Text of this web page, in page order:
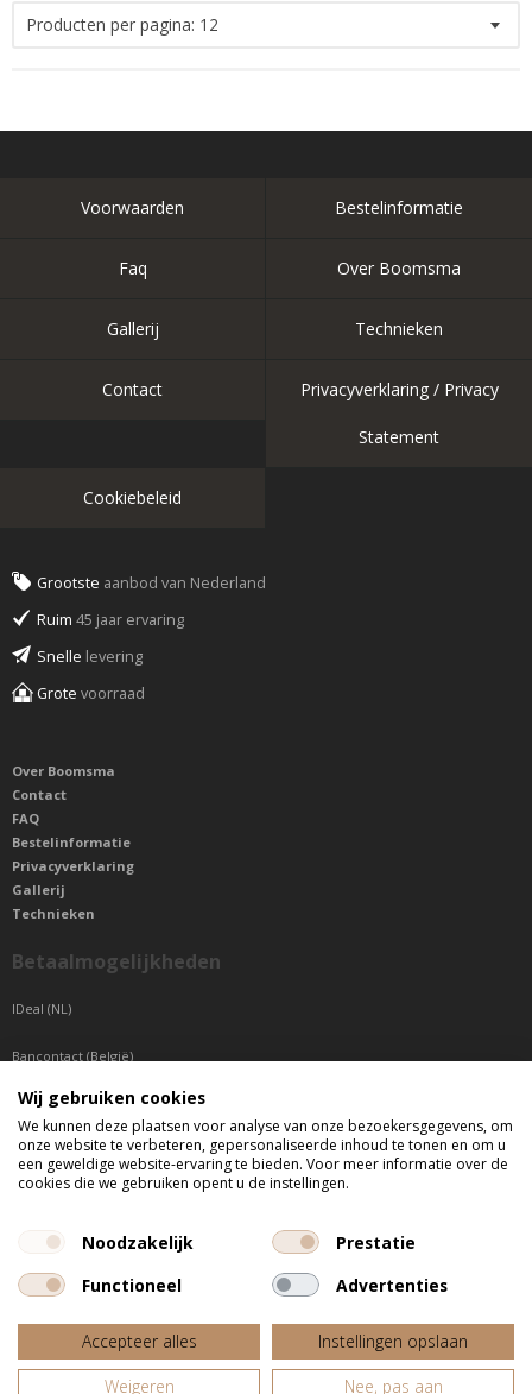
Producten per pagina: 12
Voorwaarden Bestelinformatie
Faq Over Boomsma
Gallerij Technieken
Contact Privacyverklaring / Privacy
Statement
Cookiebeleid
Grootste aanbod van Nederland
Ruim 45 jaar ervaring
Snelle levering
Grote voorraad
Over Boomsma
Contact
FAQ
Bestelinformatie
Privacyverklaring
Gallerij
Technieken
Betaalmogelijkheden
IDeal (NL)
Bancontact (België)
Sepa betaling (Overige landen)
Telefonisch bereikbaar
Website door
Fastware
Wij gebruiken cookies
We kunnen deze plaatsen voor analyse van onze bezoekersgegevens, om
onze website te verbeteren, gepersonaliseerde inhoud te tonen en om u
een geweldige website-ervaring te bieden. Voor meer informatie over de
cookies die we gebruiken opent u de instellingen.
Noodzakelijk
Prestatie
Functioneel
Advertenties
Accepteer alles
Instellingen opslaan
Weigeren
Nee, pas aan